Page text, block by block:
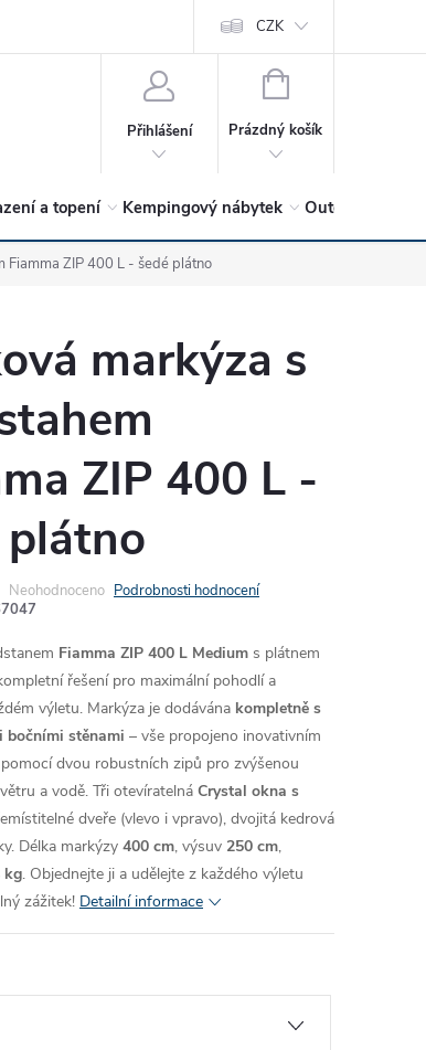
O společnosti Hodnocení obchodu
CZK
Přihlášení
NÁKUPNÍ
Prázdný košík
a topení Kempingový nábytek Outdoor a
Fiamma ZIP 400 L - šedé plátno
markýza s
ZIP 400 L -
plátno
Neohodnoceno Podrobnosti hodnocení
Fiamma ZIP 400 L Medium s plátnem
řešení pro maximální pohodlí a
výletu. Markýza je dodávána kompletně s
bočními stěnami – vše propojeno inovativním
pomocí dvou robustních zipů pro zvýšenou
a vodě. Tři otevíratelná Crystal okna s
dveře (vlevo i vpravo), dvojitá kedrová
Délka markýzy 400 cm, výsuv 250 cm,
kg. Objednejte ji a udělejte z každého výletu
zážitek! Detailní informace